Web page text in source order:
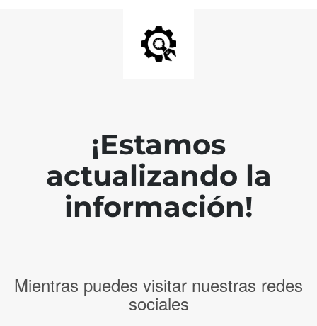
¡Estamos
actualizando la
información!
Mientras puedes visitar nuestras redes
sociales